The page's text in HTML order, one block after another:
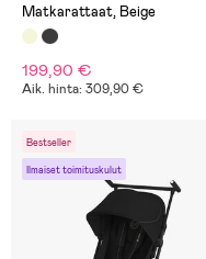
Matkarattaat, Beige
199,90 €
Aik. hinta: 309,90 €
Bestseller
Ilmaiset toimituskulut